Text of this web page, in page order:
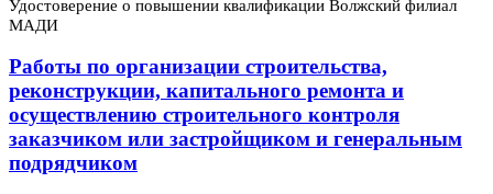
Удостоверение о повышении квалификации Волжский филиал
МАДИ
Работы по организации строительства,
реконструкции, капитального ремонта и
осуществлению строительного контроля
заказчиком или застройщиком и генеральным
подрядчиком